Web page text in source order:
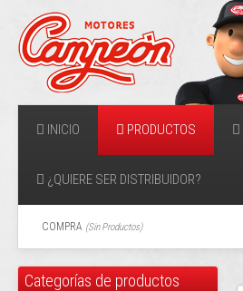
INICIO PRODUCTOS
¿QUIERE SER DISTRIBUIDOR?
COMPRA (Sin Productos)
Categorías de productos